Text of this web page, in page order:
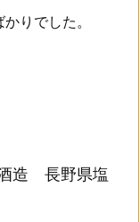
りでした。
造 長野県塩